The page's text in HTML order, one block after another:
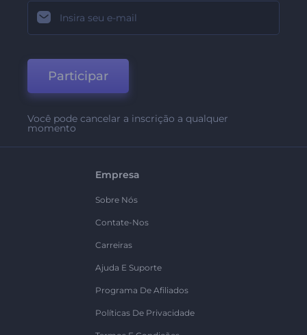
Participar
Você pode cancelar a inscrição a qualquer
momento
Empresa
Sobre Nós
Contate-Nos
Carreiras
Ajuda E Suporte
Programa De Afiliados
Políticas De Privacidade